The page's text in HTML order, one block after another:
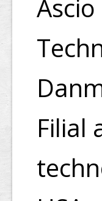
Ascio
Filial